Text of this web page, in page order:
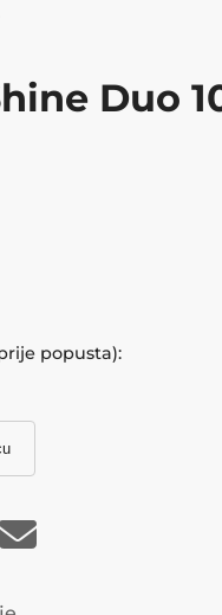
Duo
popusta):